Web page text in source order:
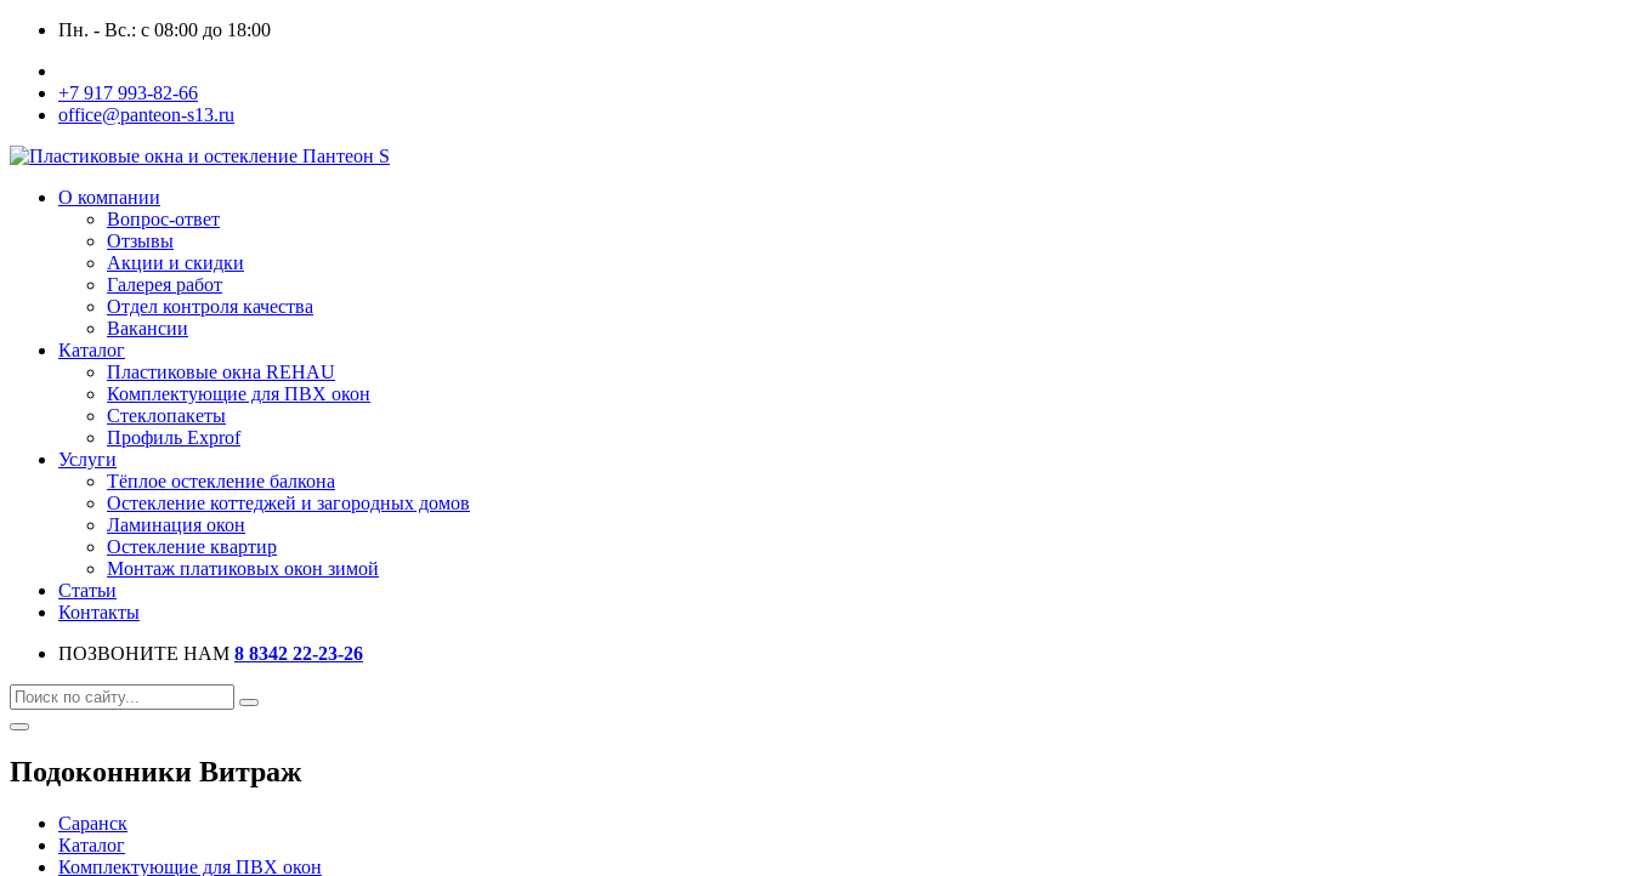
Пн. - Вс.: с 08:00 до 18:00
+7 917 993-82-66
office@panteon-s13.ru
О компании
Вопрос-ответ
Отзывы
Акции и скидки
Галерея работ
Отдел контроля качества
Вакансии
Каталог
Пластиковые окна REHAU
Комплектующие для ПВХ окон
Стеклопакеты
Профиль Exprof
Услуги
Тёплое остекление балкона
Остекление коттеджей и загородных домов
Ламинация окон
Остекление квартир
Монтаж платиковых окон зимой
Статьи
Контакты
ПОЗВОНИТЕ НАМ 8 8342 22-23-26
Подоконники Витраж
Саранск
Каталог
Комплектующие для ПВХ окон